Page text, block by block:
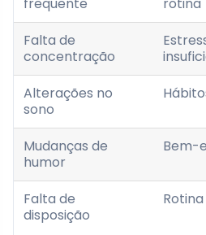
Falta de
concentração
Alterações no
sono
Mudanças de
humor
Bem-
Falta de
disposição